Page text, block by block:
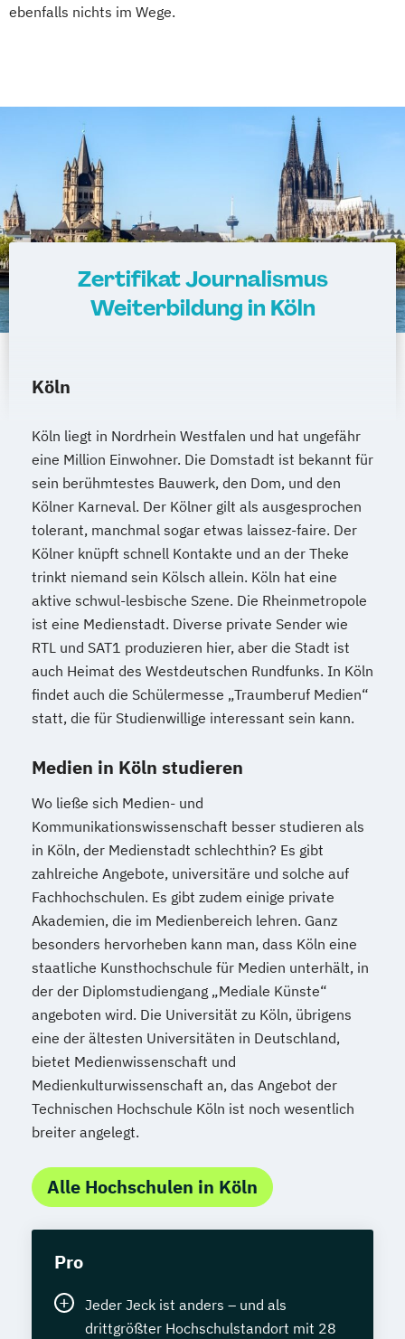
ebenfalls nichts im Wege.
Zertifikat Journalismus
Weiterbildung in Köln
Köln
Köln liegt in Nordrhein Westfalen und hat ungefähr
eine Million Einwohner. Die Domstadt ist bekannt für
sein berühmtestes Bauwerk, den Dom, und den
Kölner Karneval. Der Kölner gilt als ausgesprochen
tolerant, manchmal sogar etwas laissez-faire. Der
Kölner knüpft schnell Kontakte und an der Theke
trinkt niemand sein Kölsch allein. Köln hat eine
aktive schwul-lesbische Szene. Die Rheinmetropole
ist eine Medienstadt. Diverse private Sender wie
RTL und SAT1 produzieren hier, aber die Stadt ist
auch Heimat des Westdeutschen Rundfunks. In Köln
findet auch die Schülermesse „Traumberuf Medien“
statt, die für Studienwillige interessant sein kann.
Medien in Köln studieren
Wo ließe sich Medien- und
Kommunikationswissenschaft besser studieren als
in Köln, der Medienstadt schlechthin? Es gibt
zahlreiche Angebote, universitäre und solche auf
Fachhochschulen. Es gibt zudem einige private
Akademien, die im Medienbereich lehren. Ganz
besonders hervorheben kann man, dass Köln eine
staatliche Kunsthochschule für Medien unterhält, in
der der Diplomstudiengang „Mediale Künste“
angeboten wird. Die Universität zu Köln, übrigens
eine der ältesten Universitäten in Deutschland,
bietet Medienwissenschaft und
Medienkulturwissenschaft an, das Angebot der
Technischen Hochschule Köln ist noch wesentlich
breiter angelegt.
Alle Hochschulen in Köln
Pro
Jeder Jeck ist anders – und als
drittgrößter Hochschulstandort mit 28